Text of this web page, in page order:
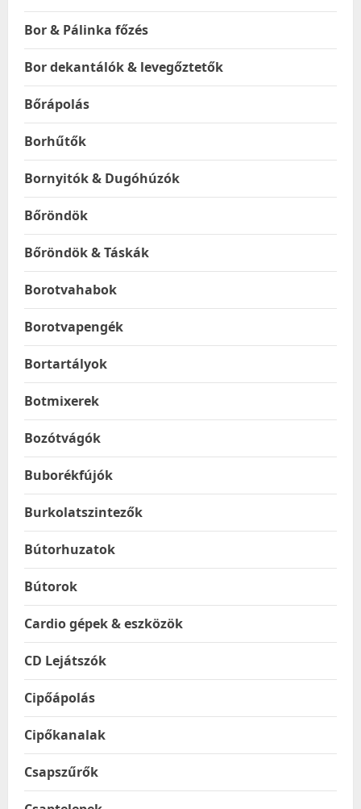
Bor & Pálinka főzés
Bor dekantálók & levegőztetők
Bőrápolás
Borhűtők
Bornyitók & Dugóhúzók
Bőröndök
Bőröndök & Táskák
Borotvahabok
Borotvapengék
Bortartályok
Botmixerek
Bozótvágók
Buborékfújók
Burkolatszintezők
Bútorhuzatok
Bútorok
Cardio gépek & eszközök
CD Lejátszók
Cipőápolás
Cipőkanalak
Csapszűrők